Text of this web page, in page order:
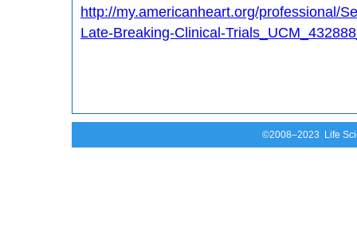
http://my.americanheart.org/professional/
Late-Breaking-Clinical-
©2008–2023 Life